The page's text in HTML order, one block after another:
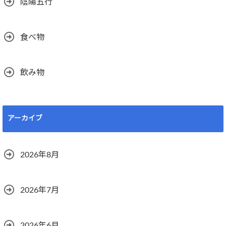
陰陽五行
食べ物
飲み物
アーカイブ
2026年8月
2026年7月